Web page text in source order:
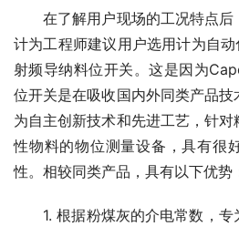
在了解用户现场的工况特点后
计为工程师建议用户选用计为自
射频导纳料位开关。这是因为
位开关是在吸收国内外同类产品
为自主创新技术和先进工艺，针
性物料的物位测量设备，具有很
性。相较同类产品，具有以下优势
1. 根据粉煤灰的介电常数，专